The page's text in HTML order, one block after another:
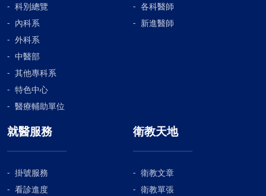
科別總覽
內科系
外科系
中醫部
其他專科系
特色中心
醫療輔助單位
各科醫師
新進醫師
就醫服務
掛號服務
看診進度
衛教天地
衛教文章
衛教單張